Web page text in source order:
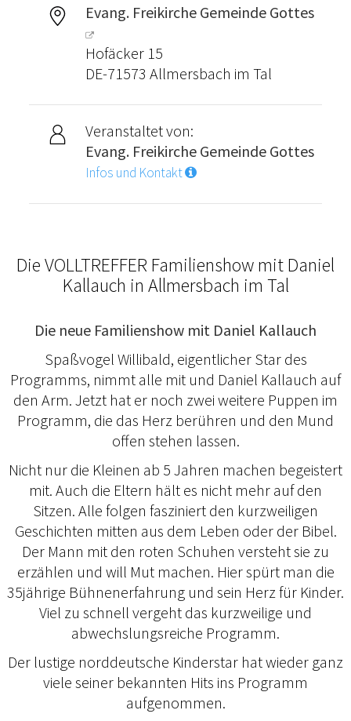
Evang. Freikirche Gemeinde Gottes
Hofäcker 15
DE-71573 Allmersbach im Tal
Veranstaltet von:
Evang. Freikirche Gemeinde Gottes
Infos und Kontakt
Die VOLLTREFFER Familienshow mit Daniel
Kallauch in Allmersbach im Tal
Die neue Familienshow mit Daniel Kallauch
Spaßvogel Willibald, eigentlicher Star des
Programms, nimmt alle mit und Daniel Kallauch auf
den Arm. Jetzt hat er noch zwei weitere Puppen im
Programm, die das Herz berühren und den Mund
offen stehen lassen.
Nicht nur die Kleinen ab 5 Jahren machen begeistert
mit. Auch die Eltern hält es nicht mehr auf den
Sitzen. Alle folgen fasziniert den kurzweiligen
Geschichten mitten aus dem Leben oder der Bibel.
Der Mann mit den roten Schuhen versteht sie zu
erzählen und will Mut machen. Hier spürt man die
35jährige Bühnenerfahrung und sein Herz für Kinder.
Viel zu schnell vergeht das kurzweilige und
abwechslungsreiche Programm.
Der lustige norddeutsche Kinderstar hat wieder ganz
viele seiner bekannten Hits ins Programm
aufgenommen.